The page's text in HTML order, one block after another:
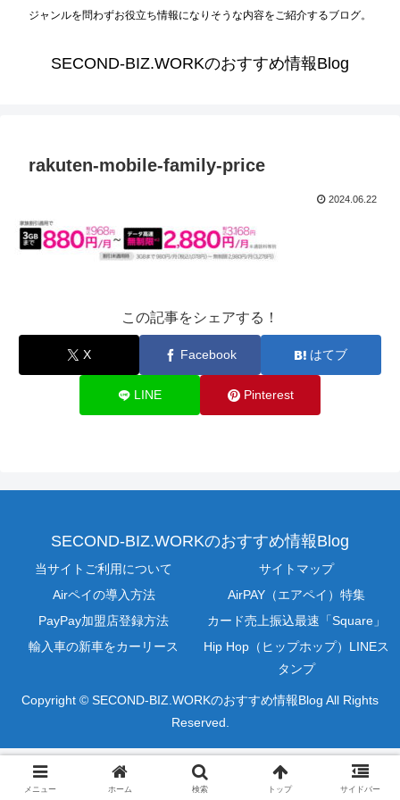
ジャンルを問わずお役立ち情報になりそうな内容をご紹介するブログ。
SECOND-BIZ.WORKのおすすめ情報Blog
rakuten-mobile-family-price
2024.06.22
この記事をシェアする！
X Facebook はてブ
LINE Pinterest
SECOND-BIZ.WORKのおすすめ情報Blog
当サイトご利用について
サイトマップ
Airペイの導入方法
AirPAY（エアペイ）特集
PayPay加盟店登録方法
カード売上振込最速「Square」
輸入車の新車をカーリース
Hip Hop（ヒップホップ）LINEス
タンプ
Copyright © SECOND-BIZ.WORKのおすすめ情報Blog All Rights
Reserved.
メニュー ホーム 検索 トップ サイドバー